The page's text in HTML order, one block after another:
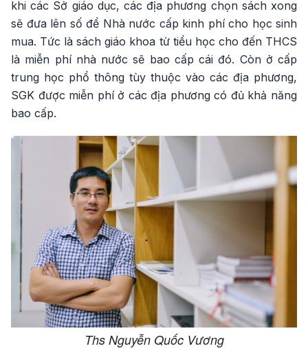
khi các Sở giáo dục, các địa phương chọn sách xong
sẽ đưa lên số để Nhà nước cấp kinh phí cho học sinh
mua. Tức là sách giáo khoa từ tiểu học cho đến THCS
là miễn phí nhà nước sẽ bao cấp cái đó. Còn ở cấp
trung học phổ thông tùy thuộc vào các địa phương,
SGK được miễn phí ở các địa phương có đủ khả năng
bao cấp.
Ths Nguyễn Quốc Vương